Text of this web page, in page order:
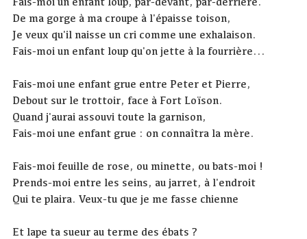
De ma gorge à ma croupe à l'épaisse toison,
Je veux qu'il naisse un cri comme une exhalaison.
Fais-moi un enfant loup qu'on jette à la fourrière...
Fais-moi une enfant grue entre Peter et Pierre,
Debout sur le trottoir, face à Fort Loïson.
Quand j'aurai assouvi toute la garnison,
Fais-moi une enfant grue : on connaîtra la mère.
Fais-moi feuille de rose, ou minette, ou bats-moi !
Prends-moi entre les seins, au jarret, à l'endroit
Qui te plaira. Veux-tu que je me fasse chienne
Et lape ta sueur au terme des ébats ?